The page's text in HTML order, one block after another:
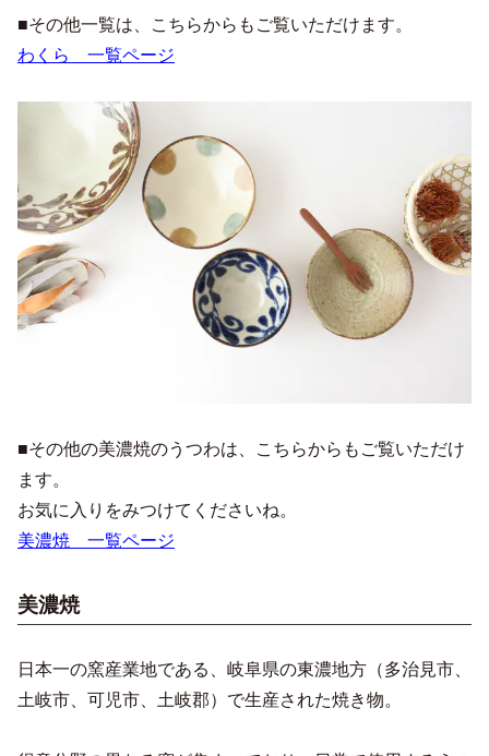
■その他一覧は、こちらからもご覧いただけます。
わくら 一覧ページ
■その他の美濃焼のうつわは、こちらからもご覧いただけ
ます。
お気に入りをみつけてくださいね。
美濃焼 一覧ページ
美濃焼
日本一の窯産業地である、岐阜県の東濃地方（多治見市、
土岐市、可児市、土岐郡）で生産された焼き物。